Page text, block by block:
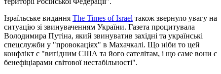
Ізраїльське видання The Times of Israel також звернуло увагу на
ситуацію зі звинуваченням України. Газета процитувала
Володимира Путіна, який звинуватив західні та українські
спецслужби у "провокаціях" в Махачкалі. Що ніби то цей
конфлікт є "вигідним США та його сателітам, і що саме вони є
бенефіціарами світової нестабільності".